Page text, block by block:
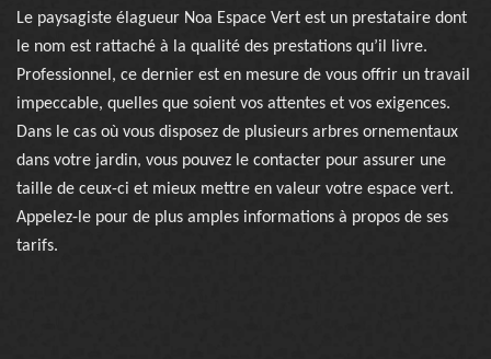
Le paysagiste élagueur Noa Espace Vert est un prestataire dont
le nom est rattaché à la qualité des prestations qu’il livre.
Professionnel, ce dernier est en mesure de vous offrir un travail
impeccable, quelles que soient vos attentes et vos exigences.
Dans le cas où vous disposez de plusieurs arbres ornementaux
dans votre jardin, vous pouvez le contacter pour assurer une
taille de ceux-ci et mieux mettre en valeur votre espace vert.
Appelez-le pour de plus amples informations à propos de ses
tarifs.